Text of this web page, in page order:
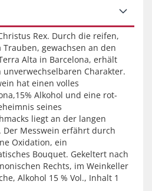
Rex. Durch die reifen,
gewachsen an den
Alta in Barcelona, erhält
Charakter.
hat einen volles
Alkohol und eine rot-
seines
liegt an der langen
Der Messwein erfährt durch
Oxidation, ein
Bouquet. Gekeltert nach
Rechts, im Weinkeller
Alkohol 15 % Vol., Inhalt 1